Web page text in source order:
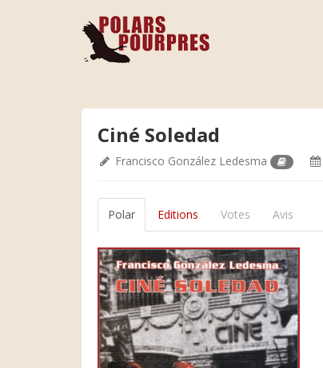
Ciné Soledad
Francisco González Ledesma
Polar Editions Votes Avis